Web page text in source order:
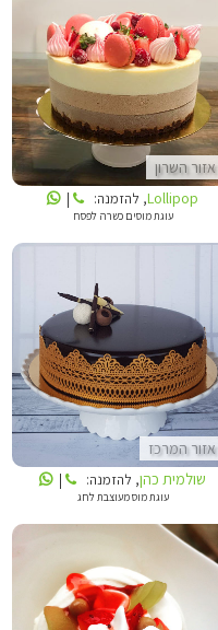
אזור השרון
LOLLIPOP
Lollipop, להזמנה: |
עוגת מוסים כשרה לפסח
אזור המרכז
שולמית כהן
שולמית כהן, להזמנה: |
עוגת מוס מעוצבת לחג